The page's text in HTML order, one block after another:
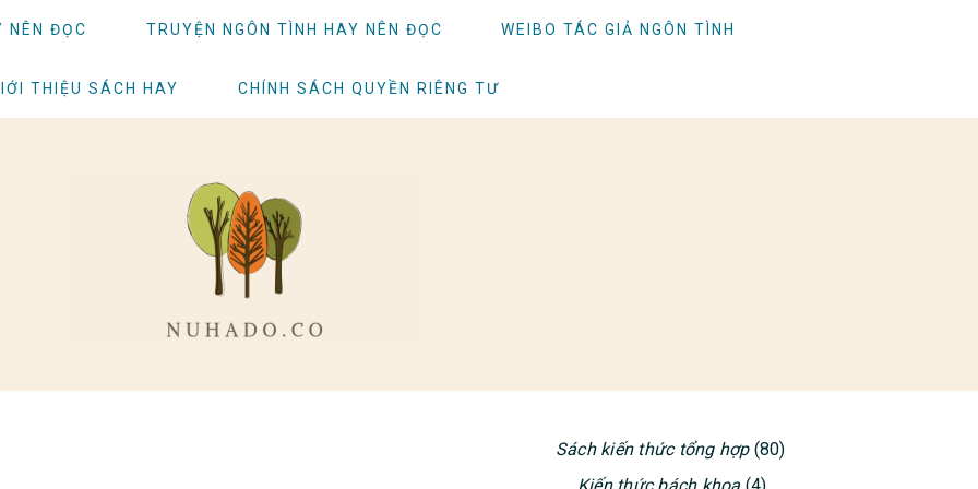
NÊN ĐỌC TRUYỆN NGÔN TÌNH HAY NÊN ĐỌC WEIBO TÁC GIẢ NGÔN TÌNH
THIỆU SÁCH HAY CHÍNH SÁCH QUYỀN RIÊNG TƯ
PRIMARY
Sách kiến thức tổng hợp(80)